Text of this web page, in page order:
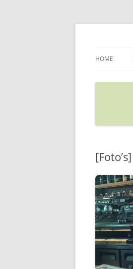
Ga
HOME
[Foto’s]